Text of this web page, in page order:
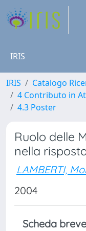
IRIS
IRIS
Catalogo
4 Contributo in
4.3 Poster
Ruolo delle
nella
LAMBERTI,
2004
Scheda breve